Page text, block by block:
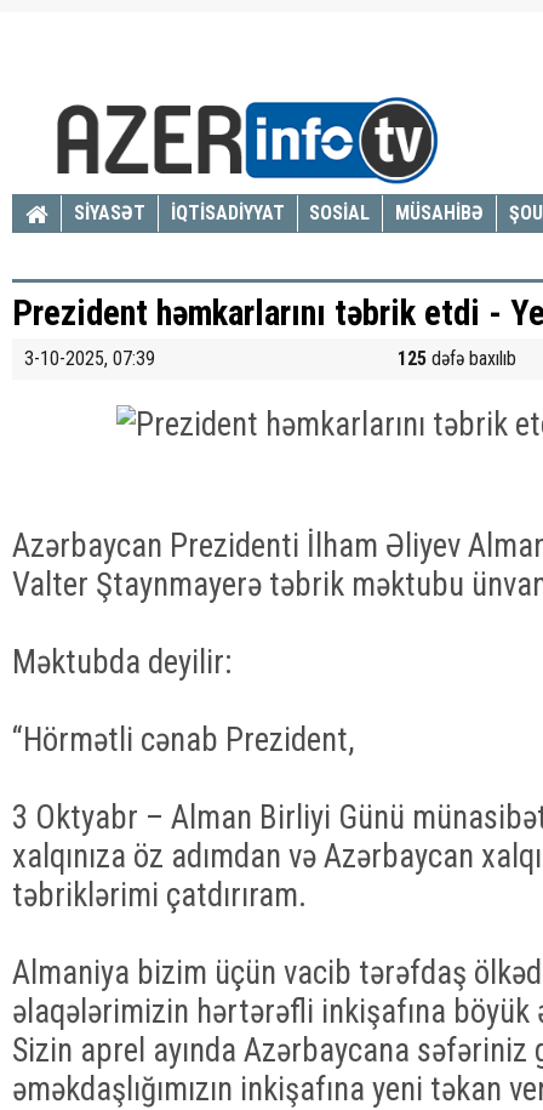
SİYASƏT İQTİSADİYYAT SOSİAL MÜSAHİBƏ
Prezident həmkarlarını təbrik etdi -
3-10-2025, 07:39 125 dəfə baxılıb
Azərbaycan Prezidenti İlham Əliyev
Valter Ştaynmayerə təbrik məktubu
Məktubda deyilir:
“Hörmətli cənab Prezident,
3 Oktyabr – Alman Birliyi Günü
xalqınıza öz adımdan və Azərbaycan
təbriklərimi çatdırıram.
Almaniya bizim üçün vacib tərəfdaş
əlaqələrimizin hərtərəfli inkişafına böyük
Sizin aprel ayında Azərbaycana səfəriniz
əməkdaşlığımızın inkişafına yeni təkan